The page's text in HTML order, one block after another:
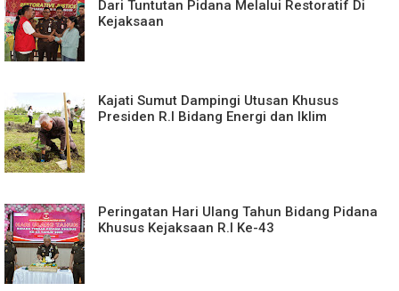
Dari Tuntutan Pidana Melalui Restoratif Di
Kejaksaan
Kajati Sumut Dampingi Utusan Khusus
Presiden R.I Bidang Energi dan Iklim
Peringatan Hari Ulang Tahun Bidang Pidana
Khusus Kejaksaan R.I Ke-43